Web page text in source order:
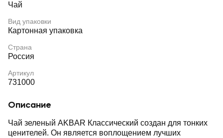
Чай
Вид упаковки
Картонная упаковка
Страна
Россия
Артикул
731000
Описание
Чай зеленый AKBAR Классический создан для тонких
ценителей. Он является воплощением лучших